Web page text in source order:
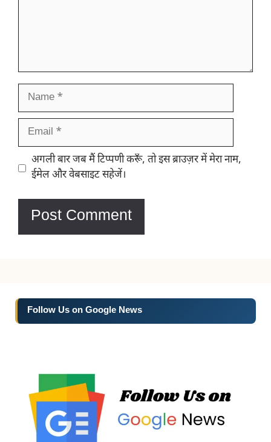
Name
Email
Website
अगली बार जब मैं टिप्पणी करूँ, तो इस ब्राउज़र में मेरा नाम,
ईमेल और वेबसाइट सहेजें।
Follow Us on Google News